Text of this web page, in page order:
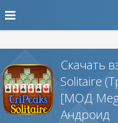
Скачать
Solitaire
[МОД
Андроид